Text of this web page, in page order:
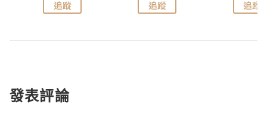
追蹤 追蹤 追蹤
發表評論